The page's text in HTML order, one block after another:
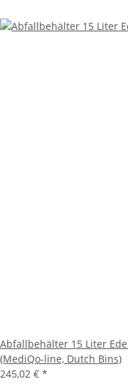
Abfallbehälter 15 Liter
(MediQo-line, Dutch Bins)
245,02 € *